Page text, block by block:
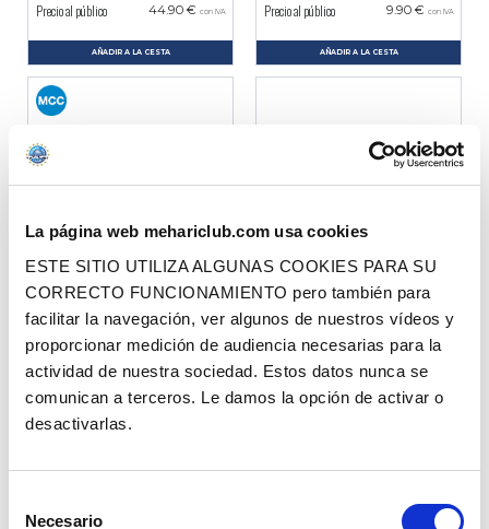
La página web mehariclub.com usa cookies
ESTE SITIO UTILIZA ALGUNAS COOKIES PARA SU
CORRECTO FUNCIONAMIENTO pero también para
facilitar la navegación, ver algunos de nuestros vídeos y
proporcionar medición de audiencia necesarias para la
actividad de nuestra sociedad. Estos datos nunca se
comunican a terceros. Le damos la opción de activar o
desactivarlas.
Necesario
Precio al público 44.90 € con IVA
AÑADIR A LA CESTA
Precio al público 9.90 € con IVA
AÑADIR A LA CESTA
INTERRUPTOR LIMPIA PARABRISAS
RECTANGULAR MODELO ANTIGUO
Ref. : 1101000 EN STOCK
INTERRUPTOR LIMPIAPARABRISAS
MEHARI (DESPUÉS 07/1977)
Ref. : 1101113 EN STOCK
Precio al público